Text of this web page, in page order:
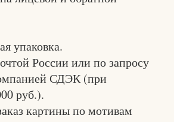
упаковка.
России или по запросу
СДЭК (при
руб.).
картины по мотивам